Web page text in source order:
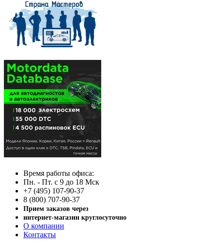
Время работы офиса:
Пн. - Пт. с 9 до 18 Мск
+7 (495) 107-90-37
8 (800) 707-90-37
Прием заказов через
интернет-магазин круглосуточно
О компании
Контакты